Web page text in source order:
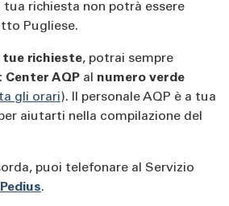
tua richiesta non potrà essere
Pugliese.
tue richieste, potrai sempre
Center AQP al numero verde
gli orari). Il personale AQP è a tua
aiutarti nella compilazione del
puoi telefonare al Servizio
Pedius.